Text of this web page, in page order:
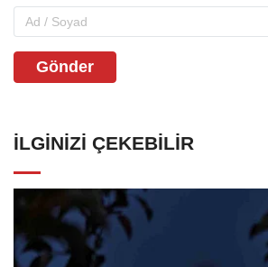
Gönder
İLGINIZI ÇEKEBILIR